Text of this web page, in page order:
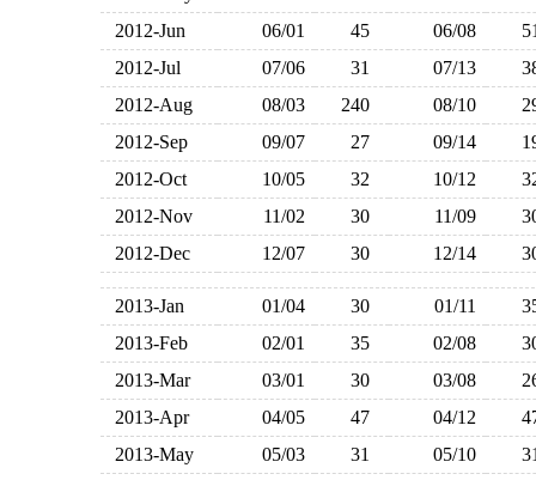
2012-Jun
06/01 45 06/08
2012-Jul
07/06 31 07/13
2012-Aug
08/03 240 08/10
2012-Sep
09/07 27 09/14
2012-Oct
10/05 32 10/12
2012-Nov
11/02 30 11/09
2012-Dec
12/07 30 12/14
2013-Jan 01/04 30 01/11
2013-Feb
02/01 35 02/08
2013-Mar
03/01 30 03/08
2013-Apr
04/05 47 04/12
2013-May
05/03 31 05/10